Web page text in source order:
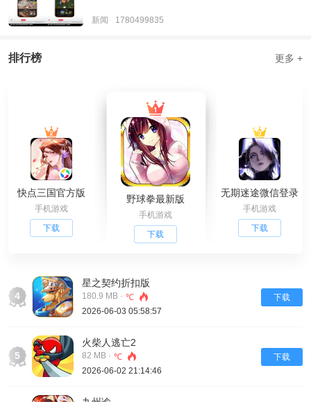
新闻 1780499835
排行榜 更多 +
快点三国官方版
手机游戏
下载
野球拳最新版
手机游戏
下载
无期迷途微信登录
手机游戏
下载
4
星之契约折扣版
180.9 MB · ℃
2026-06-03 05:58:57
下载
5
火柴人逃亡2
82 MB · ℃
2026-06-02 21:14:46
下载